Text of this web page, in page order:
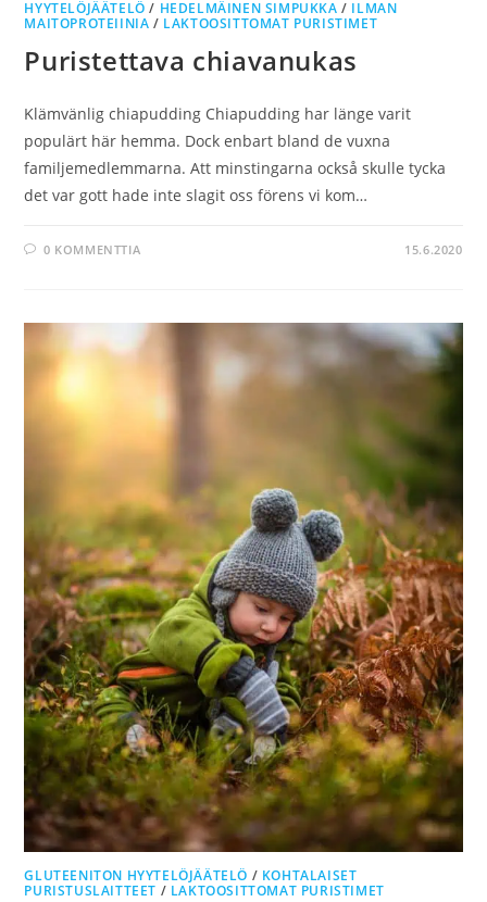
HYYTELÖJÄÄTELÖ / HEDELMÄINEN SIMPUKKA / ILMAN
MAITOPROTEIINIA / LAKTOOSITTOMAT PURISTIMET
Puristettava chiavanukas
Klämvänlig chiapudding Chiapudding har länge varit
populärt här hemma. Dock enbart bland de vuxna
familjemedlemmarna. Att minstingarna också skulle tycka
det var gott hade inte slagit oss förens vi kom…
0 KOMMENTTIA 15.6.2020
GLUTEENITON HYYTELÖJÄÄTELÖ / KOHTALAISET
PURISTUSLAITTEET / LAKTOOSITTOMAT PURISTIMET